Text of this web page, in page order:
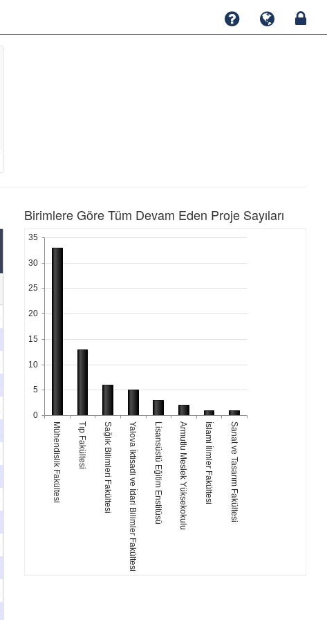
Birimlere Göre Tüm Devam Eden Proje Sayıları
Mühendislik Fakültesi Tıp Fakültesi Sağlık Bilimleri FakültesiYalova İktisadi ve İdari Bilimler FakültesiLisansüstü Eğitim EnstitüsüArmutlu Meslek Yüksekokulu İslami İlimler Fakültesi Sanat ve Tasarım Fakültesi
0
5
10
15
20
25
30
35